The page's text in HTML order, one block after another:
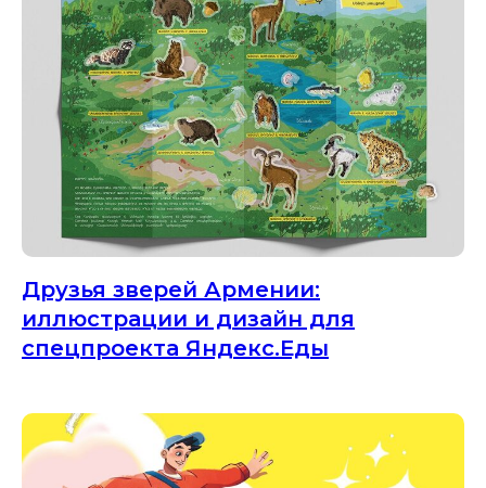
Друзья зверей Армении:
иллюстрации и дизайн для
спецпроекта Яндекс.Еды